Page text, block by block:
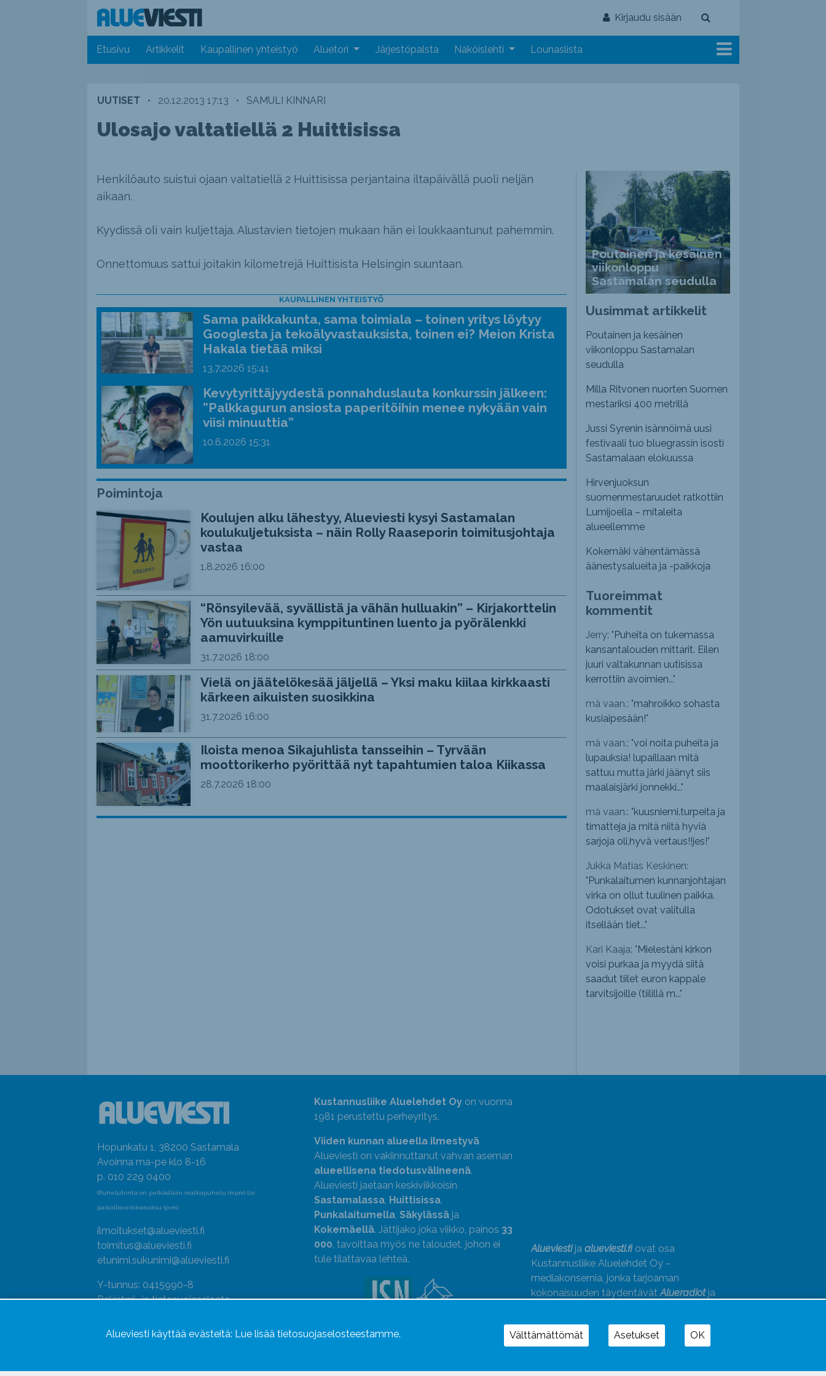
Kirjaudu sisään
Etusivu Artikkelit Kaupallinen yhteistyö Aluetori Järjestöpalsta Näköislehti Lounaslista
UUTISET • 20.12.2013 17:13 • SAMULI KINNARI
Ulosajo valtatiellä 2 Huittisissa
Henkilöauto suistui ojaan valtatiellä 2 Huittisissa perjantaina iltapäivällä puoli neljän
aikaan.
Kyydissä oli vain kuljettaja. Alustavien tietojen mukaan hän ei loukkaantunut pahemmin.
Onnettomuus sattui joitakin kilometrejä Huittisista Helsingin suuntaan.
KAUPALLINEN YHTEISTYÖ
Sama paikkakunta, sama toimiala – toinen yritys löytyy
Googlesta ja tekoälyvastauksista, toinen ei? Meion Krista
Hakala tietää miksi
13.7.2026 15:41
Kevytyrittäjyydestä ponnahduslauta konkurssin jälkeen:
”Palkkagurun ansiosta paperitöihin menee nykyään vain
viisi minuuttia”
10.6.2026 15:31
Poimintoja
Koulujen alku lähestyy, Alueviesti kysyi Sastamalan
koulukuljetuksista – näin Rolly Raaseporin toimitusjohtaja
vastaa
1.8.2026 16:00
“Rönsyilevää, syvällistä ja vähän hulluakin” – Kirjakorttelin
Yön uutuuksina kymppituntinen luento ja pyörälenkki
aamuvirkuille
31.7.2026 18:00
Vielä on jäätelökesää jäljellä – Yksi maku kiilaa kirkkaasti
kärkeen aikuisten suosikkina
31.7.2026 16:00
Iloista menoa Sikajuhlista tansseihin – Tyrvään
moottorikerho pyörittää nyt tapahtumien taloa Kiikassa
28.7.2026 18:00
Poutainen ja kesäinen
viikonloppu
Sastamalan seudulla
Uusimmat artikkelit
Poutainen ja kesäinen
viikonloppu Sastamalan
seudulla
Milla Ritvonen nuorten Suomen
mestariksi 400 metrillä
Jussi Syrenin isännöimä uusi
festivaali tuo bluegrassin isosti
Sastamalaan elokuussa
Hirvenjuoksun
suomenmestaruudet ratkottiin
Lumijoella – mitaleita
alueellemme
Kokemäki vähentämässä
äänestysalueita ja -paikkoja
Tuoreimmat
kommentit
Jerry: " Puheita on tukemassa
kansantalouden mittarit. Eilen
juuri valtakunnan uutisissa
kerrottiin avoimien..."
mä vaan.: "mahroikko sohasta
kusiaipesään!"
mä vaan.: "voi noita puheita ja
lupauksia! lupaillaan mitä
sattuu mutta järki jäänyt siis
maalaisjärki jonnekki..."
mä vaan.: "kuusniemi.turpeita ja
timatteja ja mitä niitä hyviä
sarjoja oli,hyvä vertaus!!jes!"
Jukka Matias Keskinen:
" Punkalaitumen kunnanjohtajan
virka on ollut tuulinen paikka.
Odotukset ovat valitulla
itsellään tiet..."
Kari Kaaja: " Mielestäni kirkon
voisi purkaa ja myydä siitä
saadut tiilet euron kappale
tarvitsijoille (tiilillä m..."
Hopunkatu 1, 38200 Sastamala
Avoinna ma-pe klo 8-16
p. 010 229 0400
(Puheluhinta on pelkästään matkapuhelu (mpm) tai
paikallisverkkomaksu (pvm)
ilmoitukset@alueviesti.fi
toimitus@alueviesti.fi
etunimi.sukunimi@alueviesti.fi
Y-tunnus: 0415990-8
Rekisteri- ja tietosuojaseloste
Seuraa meitä
Kustannusliike Aluelehdet Oyon vuonna
1981 perustettu perheyritys.
Viiden kunnan alueella ilmestyvä
Alueviesti on vakiinnuttanut vahvan aseman
alueellisena tiedotusvälineenä.
Alueviesti jaetaan keskiviikkoisin
Sastamalassa, Huittisissa,
Punkalaitumella, Säkylässäja
Kokemäellä. Jättijako joka viikko, painos 33
000, tavoittaa myös ne taloudet, johon ei
tule tilattavaa lehteä.
Uutismedian Liiton jäsen. Noudatamme
Alueviestija alueviesti.fiovat osa
Kustannusliike Aluelehdet Oy –
mediakonsernia, jonka tarjoaman
kokonaisuuden täydentävätAlueradiotja
Alueviesti käyttää evästeitä: Lue lisää tietosuojaselosteestamme. Välttämättömät Asetukset OK